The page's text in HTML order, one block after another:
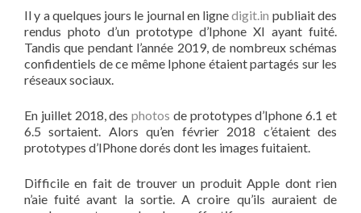
Il y a quelques jours le journal en lignedigit.in publiait des
rendus photo d’un prototype d’Iphone XI ayant fuité.
Tandis que pendant l’année 2019, de nombreux schémas
confidentiels de ce même Iphone étaient partagés sur les
réseaux sociaux.
En juillet 2018, desphotos de prototypes d’Iphone 6.1 et
6.5 sortaient. Alors qu’en février 2018 c’étaient des
prototypes d’IPhone dorés dont les images fuitaient.
Difficile en fait de trouver un produit Apple dont rien
n’aie fuité avant la sortie. A croire qu’ils auraient de